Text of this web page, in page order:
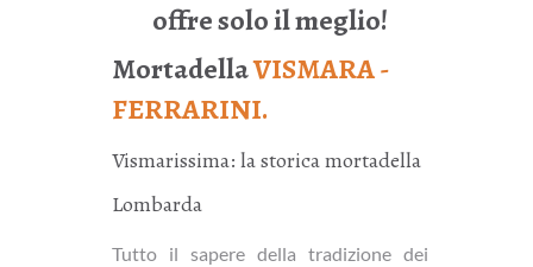
offre solo il meglio!
MortadellaVISMARA -
FERRARINI.
Vismarissima: la storica mortadella
Lombarda
Tutto il sapere della tradizione dei